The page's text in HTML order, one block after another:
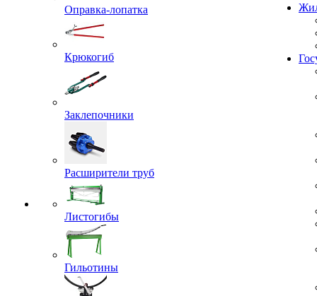
Оправка-лопатка
Крюкогиб
Заклепочники
Расширители труб
Листогибы
Гильотины